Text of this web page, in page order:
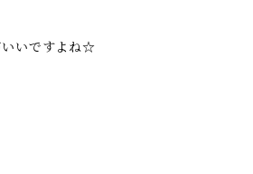
いいですよね☆